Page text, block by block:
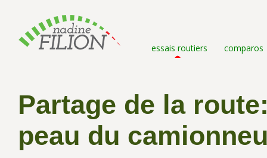
essais routiers comparos
Partage de la
peau du